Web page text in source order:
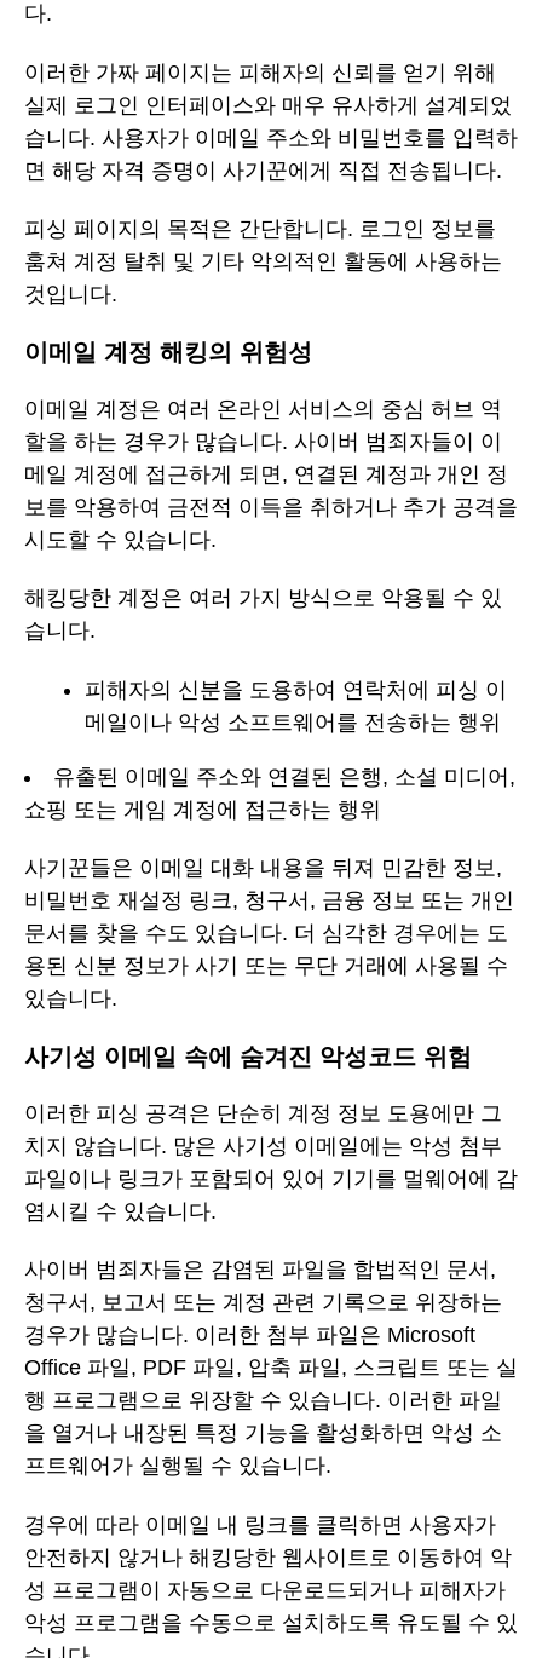
다.
이러한 가짜 페이지는 피해자의 신뢰를 얻기 위해
실제 로그인 인터페이스와 매우 유사하게 설계되었
습니다. 사용자가 이메일 주소와 비밀번호를 입력하
면 해당 자격 증명이 사기꾼에게 직접 전송됩니다.
피싱 페이지의 목적은 간단합니다. 로그인 정보를
훔쳐 계정 탈취 및 기타 악의적인 활동에 사용하는
것입니다.
이메일 계정 해킹의 위험성
이메일 계정은 여러 온라인 서비스의 중심 허브 역
할을 하는 경우가 많습니다. 사이버 범죄자들이 이
메일 계정에 접근하게 되면, 연결된 계정과 개인 정
보를 악용하여 금전적 이득을 취하거나 추가 공격을
시도할 수 있습니다.
해킹당한 계정은 여러 가지 방식으로 악용될 수 있
습니다.
피해자의 신분을 도용하여 연락처에 피싱 이
메일이나 악성 소프트웨어를 전송하는 행위
유출된 이메일 주소와 연결된 은행, 소셜 미디어,
쇼핑 또는 게임 계정에 접근하는 행위
사기꾼들은 이메일 대화 내용을 뒤져 민감한 정보,
비밀번호 재설정 링크, 청구서, 금융 정보 또는 개인
문서를 찾을 수도 있습니다. 더 심각한 경우에는 도
용된 신분 정보가 사기 또는 무단 거래에 사용될 수
있습니다.
사기성 이메일 속에 숨겨진 악성코드 위험
이러한 피싱 공격은 단순히 계정 정보 도용에만 그
치지 않습니다. 많은 사기성 이메일에는 악성 첨부
파일이나 링크가 포함되어 있어 기기를 멀웨어에 감
염시킬 수 있습니다.
사이버 범죄자들은 감염된 파일을 합법적인 문서,
청구서, 보고서 또는 계정 관련 기록으로 위장하는
경우가 많습니다. 이러한 첨부 파일은 Microsoft
Office 파일, PDF 파일, 압축 파일, 스크립트 또는 실
행 프로그램으로 위장할 수 있습니다. 이러한 파일
을 열거나 내장된 특정 기능을 활성화하면 악성 소
프트웨어가 실행될 수 있습니다.
경우에 따라 이메일 내 링크를 클릭하면 사용자가
안전하지 않거나 해킹당한 웹사이트로 이동하여 악
성 프로그램이 자동으로 다운로드되거나 피해자가
악성 프로그램을 수동으로 설치하도록 유도될 수 있